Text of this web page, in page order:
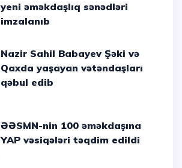
yeni əməkdaşlıq sənədləri
imzalanıb
Nazir Sahil Babayev Şəki və
Qaxda yaşayan vətəndaşları
qəbul edib
ƏƏSMN-nin 100 əməkdaşına
YAP vəsiqələri təqdim edildi